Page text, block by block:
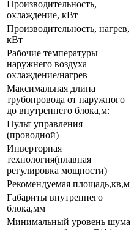
Производительность,
охлаждение, кВт
Производительность, нагрев,
кВт
Рабочие температуры
наружнего воздуха
охлаждение/нагрев
Максимальная длина
трубопровода от наружного
до внутреннего блока,м:
Пульт управления
(проводной)
Инверторная
технология(плавная
регулировка мощности)
Рекомендуемая площадь,кв,м
Габариты внутреннего
блока,мм
Минимальный уровень шума